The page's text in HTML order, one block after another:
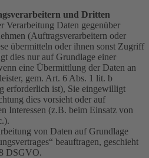
und Dritten
Verarbeitung Daten gegenüber
(Auftragsverarbeitern oder
übermitteln oder ihnen sonst Zugriff
dies nur auf Grundlage einer
eine Übermittlung der Daten an
gem. Art. 6 Abs. 1 lit. b
erforderlich ist), Sie eingewilligt
dies vorsieht oder auf
Interessen (z.B. beim Einsatz von
von Daten auf Grundlage
beauftragen, geschieht
DSGVO.